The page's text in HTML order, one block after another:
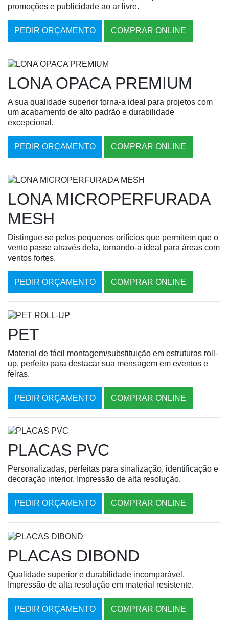
promoções e publicidade ao ar livre.
PEDIR ORÇAMENTO COMPRAR ONLINE
LONA OPACA PREMIUM
A sua qualidade superior torna-a ideal para projetos com
um acabamento de alto padrão e durabilidade
excepcional.
PEDIR ORÇAMENTO COMPRAR ONLINE
LONA MICROPERFURADA
MESH
Distingue-se pelos pequenos orifícios que permitem que o
vento passe através dela, tornando-a ideal para áreas com
ventos fortes.
PEDIR ORÇAMENTO COMPRAR ONLINE
PET
Material de fácil montagem/substituição em estruturas roll-
up, perfeito para destacar sua mensagem em eventos e
feiras.
PEDIR ORÇAMENTO COMPRAR ONLINE
PLACAS PVC
Personalizadas, perfeitas para sinalização, identificação e
decoração interior. Impressão de alta resolução.
PEDIR ORÇAMENTO COMPRAR ONLINE
PLACAS DIBOND
Qualidade superior e durabilidade incomparável.
Impressão de alta resolução em material resistente.
PEDIR ORÇAMENTO COMPRAR ONLINE